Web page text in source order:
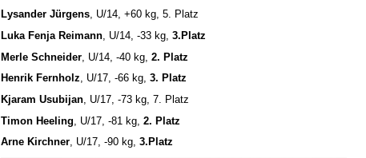
Lysander Jürgens, U/14, +60 kg, 5. Platz
Luka Fenja Reimann, U/14, -33 kg, 3.Platz
Merle Schneider , U/14, -40 kg, 2. Platz
Henrik Fernholz, U/17, -66 kg, 3. Platz
Kjaram Usubijan, U/17, -73 kg, 7. Platz
Timon Heeling , U/17, -81 kg, 2. Platz
Arne Kirchner, U/17, -90 kg, 3.Platz